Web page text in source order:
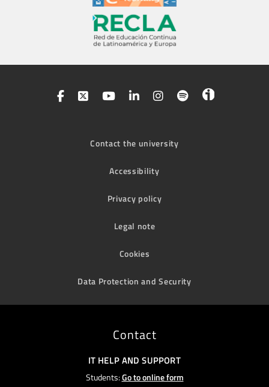
Contact the university
Accessibility
Privacy policy
Legal note
Cookies
Data Protection and Security
Contact
IT HELP AND SUPPORT
Students:Go to online form